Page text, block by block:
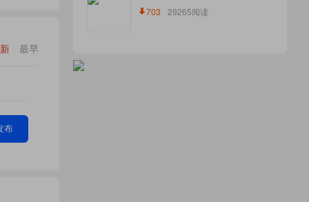
最早
布
703 29265阅读